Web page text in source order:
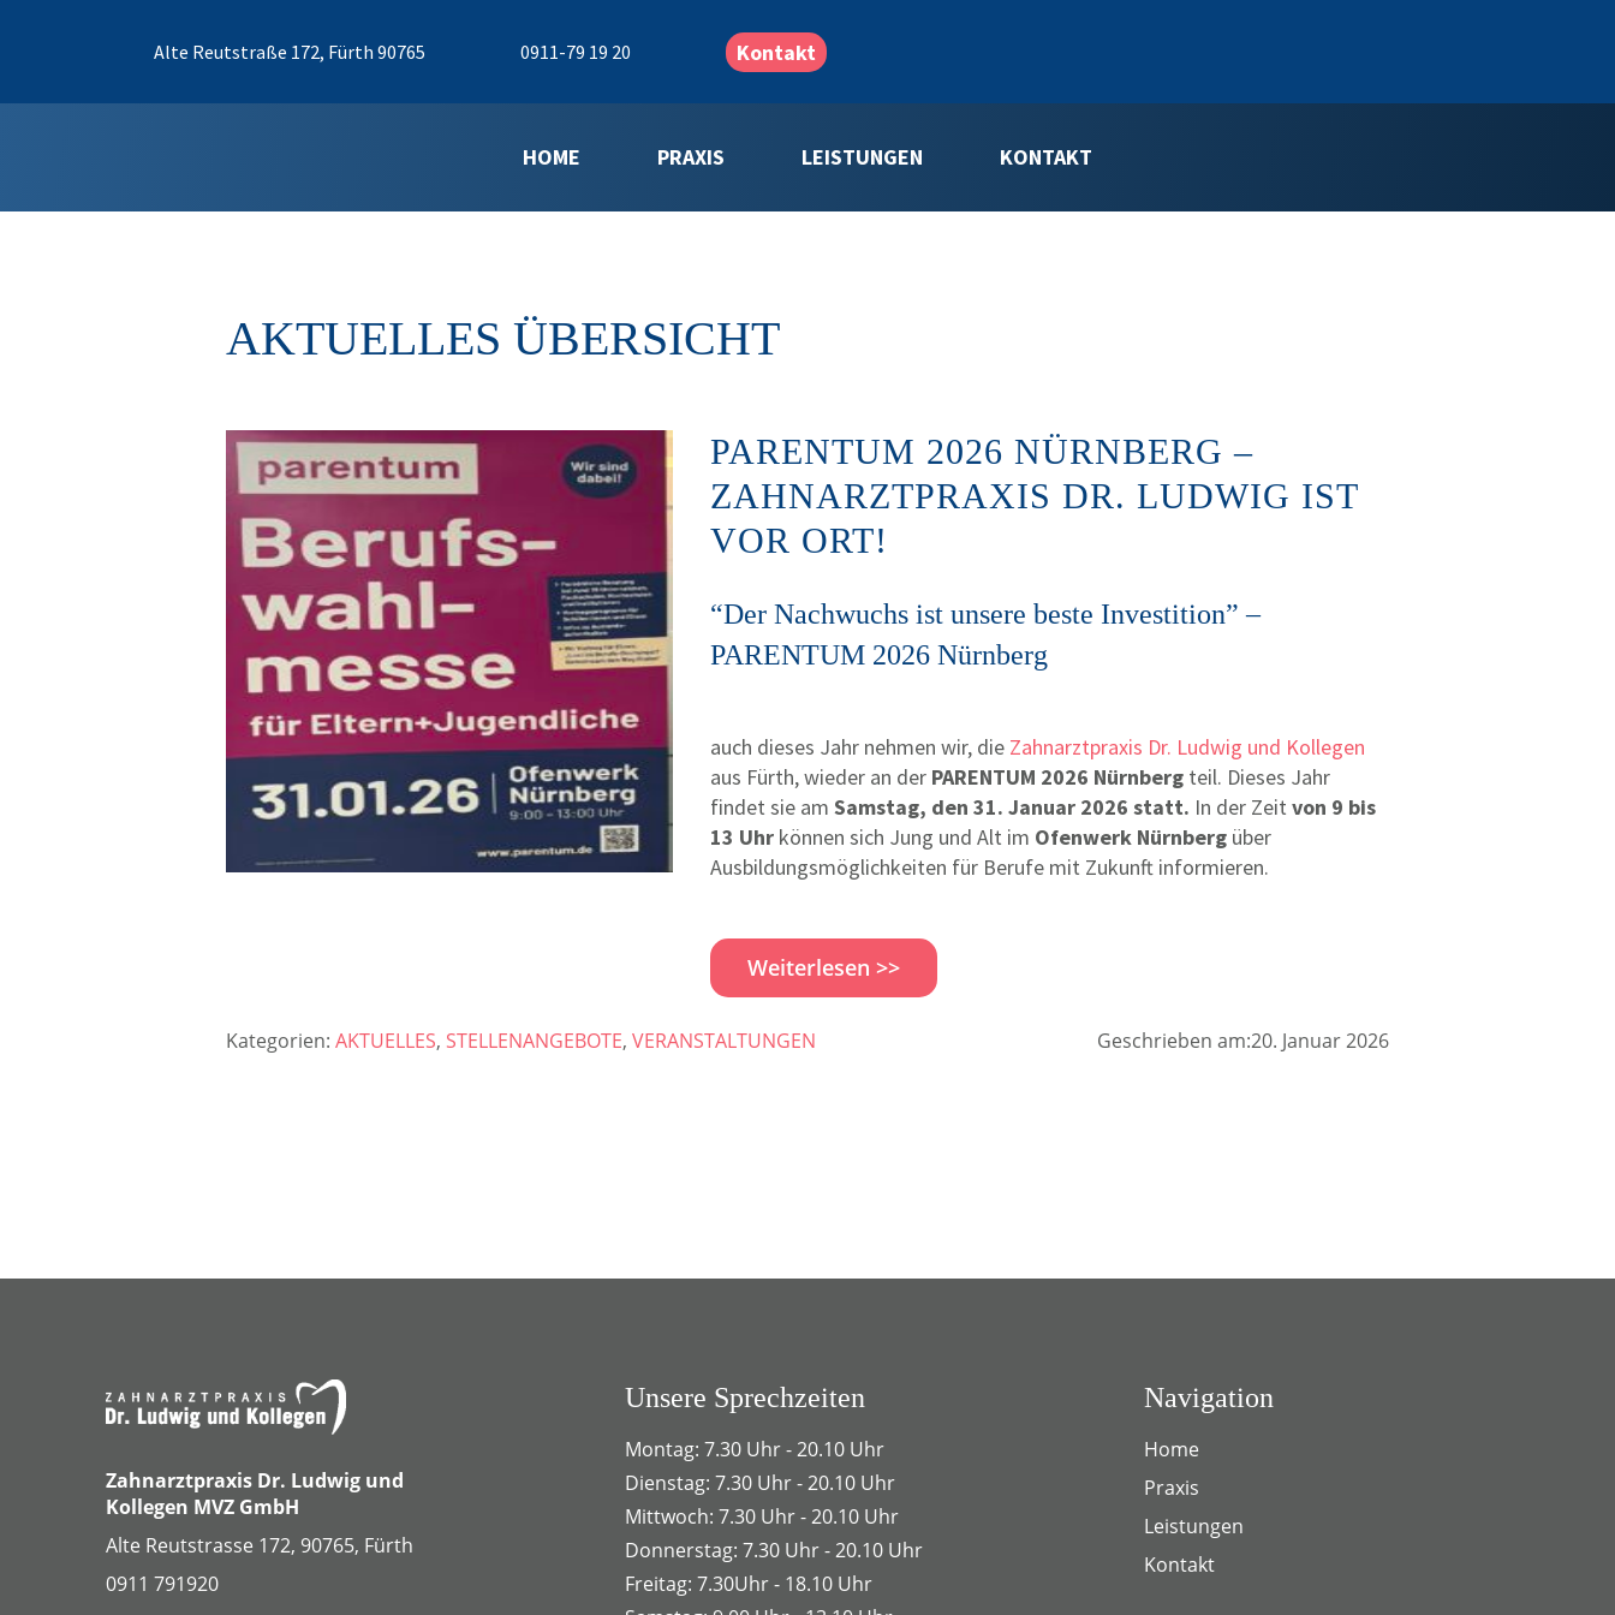
Alte Reutstraße 172, Fürth 90765 0911-79 19 20 Kontakt
HOME PRAXIS LEISTUNGEN KONTAKT
AKTUELLES ÜBERSICHT
PARENTUM 2026 NÜRNBERG –
ZAHNARZTPRAXIS DR. LUDWIG IST
VOR ORT!
“Der Nachwuchs ist unsere beste Investition” –
PARENTUM 2026 Nürnberg
auch dieses Jahr nehmen wir, die Zahnarztpraxis Dr. Ludwig und Kollegen
aus Fürth, wieder an der PARENTUM 2026 Nürnberg teil. Dieses Jahr
findet sie amSamstag, den 31. Januar 2026 statt. In der Zeitvon 9 bis
13 Uhr können sich Jung und Alt im Ofenwerk Nürnberg über
Ausbildungsmöglichkeiten für Berufe mit Zukunft informieren.
Weiterlesen >>
Kategorien: AKTUELLES, STELLENANGEBOTE, VERANSTALTUNGEN Geschrieben am:20. Januar 2026
Zahnarztpraxis Dr. Ludwig und
Kollegen MVZ GmbH
Alte Reutstrasse 172, 90765, Fürth
0911 791920
Unsere Sprechzeiten
Montag: 7.30 Uhr - 20.10 Uhr
Dienstag: 7.30 Uhr - 20.10 Uhr
Mittwoch: 7.30 Uhr - 20.10 Uhr
Donnerstag: 7.30 Uhr - 20.10 Uhr
Freitag: 7.30Uhr - 18.10 Uhr
Navigation
Home
Praxis
Leistungen
Kontakt